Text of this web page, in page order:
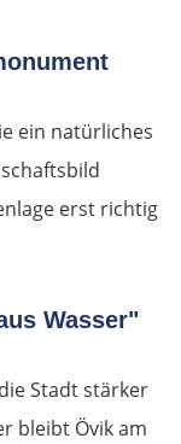
ein natürliches
erst richtig
Wasser"
Stadt stärker
bleibt Övik am